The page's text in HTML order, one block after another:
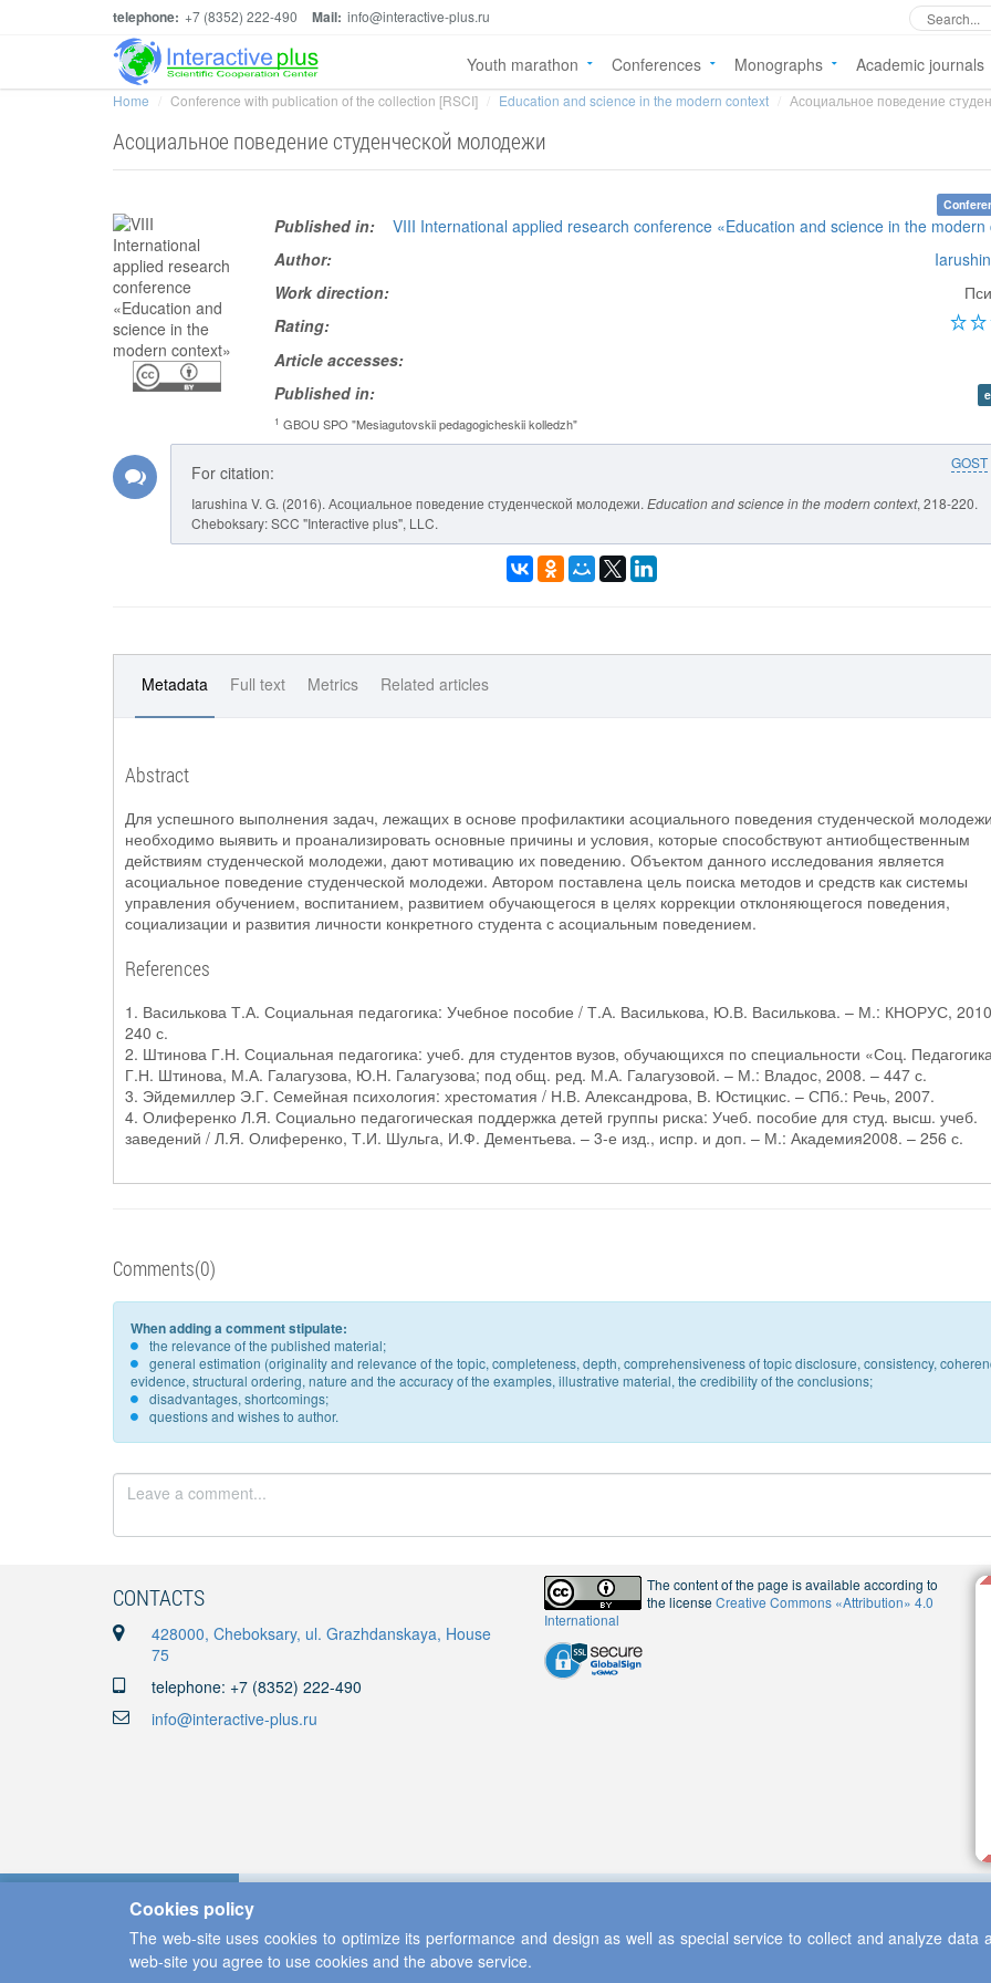
telephone: +7 (8352) 222-490 Mail: info@interactive-plus.ru
Youth marathon Conferences Monographs Academic journals
Home Conference with publication of the collection [RSCI] Education and science in the modern context Асоциальное поведение
Асоциальное поведение студенческой молодежи
Published in:
VIII International applied research conference «Education and science in the modern
Author:
Work direction:
Rating:
Article accesses:
Published in:
1 GBOU SPO "Mesiagutovskii pedagogicheskii kolledzh"
GOST
For citation:
Iarushina V. G. (2016). Асоциальное поведение студенческой молодежи. Education and science in the modern context, 218-220.
Cheboksary: SCC "Interactive plus", LLC.
Metadata Full text Metrics Related articles
Abstract
Для успешного выполнения задач, лежащих в основе профилактики асоциального поведения студенческой
необходимо выявить и проанализировать основные причины и условия, которые способствуют антиобщественным
действиям студенческой молодежи, дают мотивацию их поведению. Объектом данного исследования является
асоциальное поведение студенческой молодежи. Автором поставлена цель поиска методов и средств как системы
управления обучением, воспитанием, развитием обучающегося в целях коррекции отклоняющегося поведения,
социализации и развития личности конкретного студента с асоциальным поведением.
References
1. Василькова Т.А. Социальная педагогика: Учебное пособие / Т.А. Василькова, Ю.В. Василькова. – М.: КНОРУС,
240 с.
2. Штинова Г.Н. Социальная педагогика: учеб. для студентов вузов, обучающихся по специальности «Соц.
Г.Н. Штинова, М.А. Галагузова, Ю.Н. Галагузова; под общ. ред. М.А. Галагузовой. – М.: Владос, 2008. – 447 с.
3. Эйдемиллер Э.Г. Семейная психология: хрестоматия / Н.В. Александрова, В. Юстицкис. – СПб.: Речь, 2007.
4. Олиференко Л.Я. Социально педагогическая поддержка детей группы риска: Учеб. пособие для студ. высш. учеб.
заведений / Л.Я. Олиференко, Т.И. Шульга, И.Ф. Дементьева. – 3-е изд., испр. и доп. – М.: Академия2008. – 256 с.
Comments(0)
When adding a comment stipulate:
the relevance of the published material;
general estimation (originality and relevance of the topic, completeness, depth, comprehensiveness of topic disclosure, consistency,
evidence, structural ordering, nature and the accuracy of the examples, illustrative material, the credibility of the conclusions;
disadvantages, shortcomings;
questions and wishes to author.
CONTACTS
428000, Cheboksary, ul. Grazhdanskaya, House
75
telephone: +7 (8352) 222-490
info@interactive-plus.ru
The content of the page is available according to
the licenseCreative Commons «Attribution» 4.0
International
Copyright © 2013-2026 Scientific Cooperation Center "Interactive Plus"
Cookies policy
The web-site uses cookies to optimize its performance and design as well as special service to collect and analyze data
web-site you agree to use cookies and the above service.